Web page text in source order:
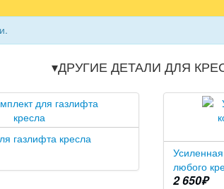
▾ДРУГИЕ ДЕТАЛИ ДЛЯ
газлифта кресла
любого
2 650₽